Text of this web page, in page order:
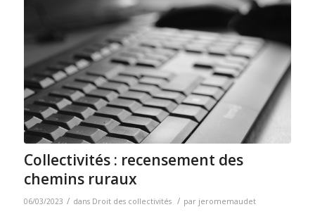
Collectivités : recensement des
chemins ruraux
06/03/2023 / dans Droit des collectivités / par jeromemaudet